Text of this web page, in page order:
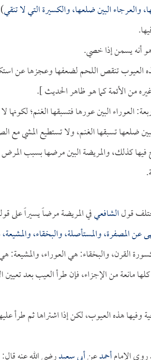
والعرجاء البين ضلعها، والكسيرة التي لا تنقي
أنه يسمن إذا خصي.
العيوب تنقص اللحم لضعفها وعجزها عن
من الأئمة كما هو ظاهر الحديث ].
العوراء البين عورها فتسبقها الغنم؛
ضلعها تسبقها الغنم، ولا تستطيع المشي مع
فيها كذلك، والمريضة البين مرضها بسبب
قولالشافعيفي المريضة مرضاً يسيراً على
المصفرة، والمستأصلة، والبخقاء،
القرن، والبخقاء: هي العوراء،
مانعة من الإجزاء، فإن طرأ العيب بعد
وفيها هذه العيوب، لكن إذا اشتراها ثم طرأ